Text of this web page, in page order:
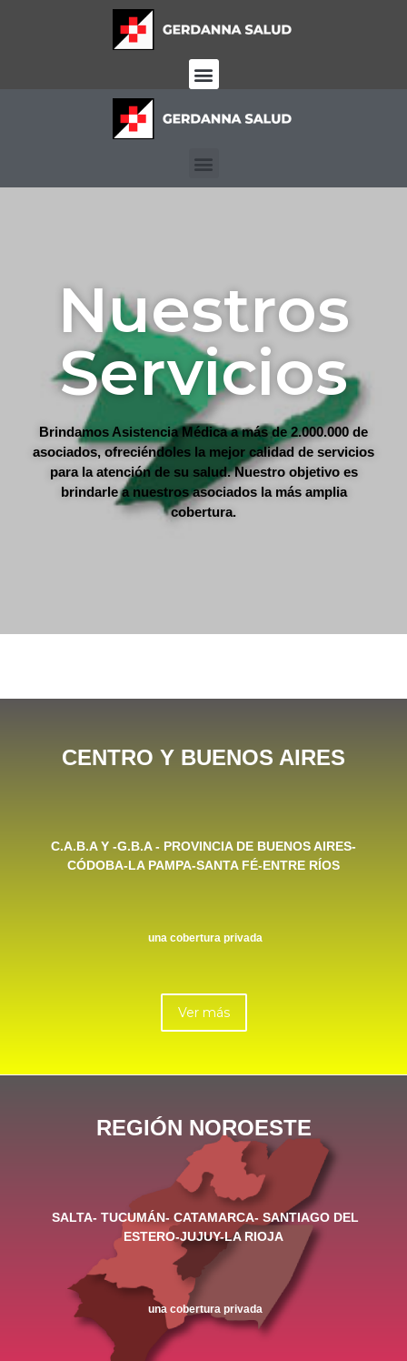
Nuestros
Servicios
Brindamos Asistencia Médica a más de 2.000.000 de
asociados, ofreciéndoles la mejor calidad de servicios
para la atención de su salud.Nuestro objetivo es
brindarle a nuestros asociados la más amplia
cobertura.
CENTRO Y BUENOS AIRES
C.A.B.A Y -G.B.A - PROVINCIA DE BUENOS AIRES-
CÓDOBA-LA PAMPA-SANTA FÉ-ENTRE RÍOS
una cobertura privada
Ver más
REGIÓN NOROESTE
SALTA- TUCUMÁN- CATAMARCA- SANTIAGO DEL
ESTERO-JUJUY-LA RIOJA
una cobertura privada